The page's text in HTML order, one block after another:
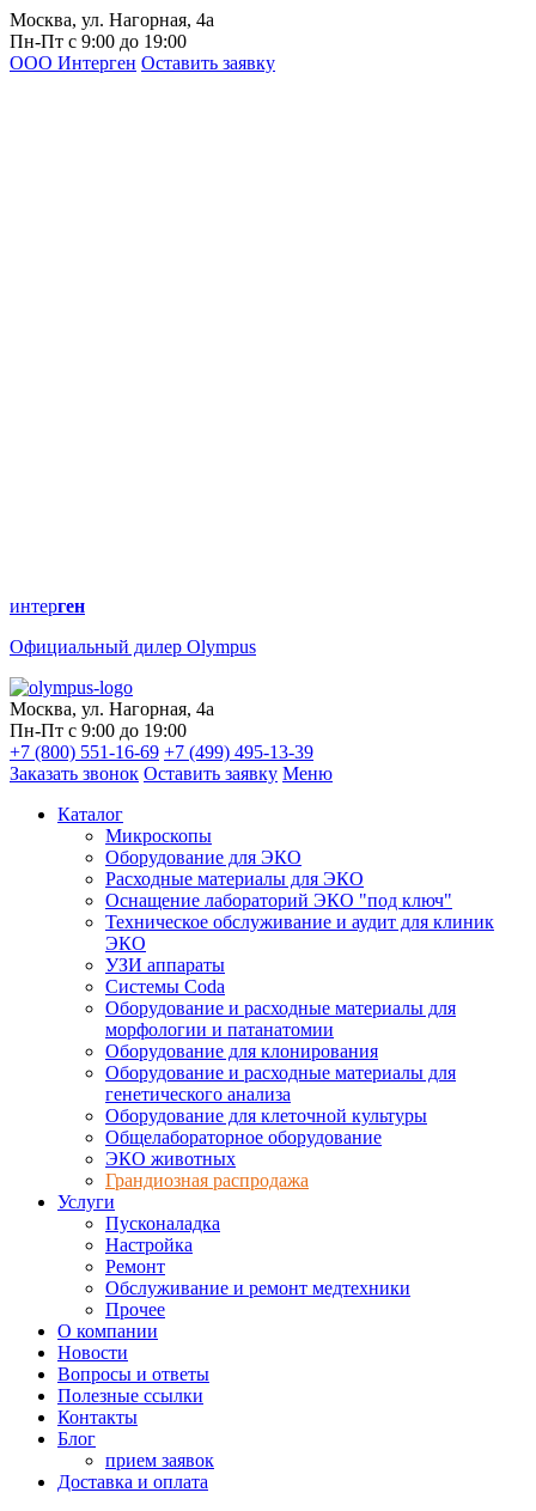
Москва, ул. Нагорная, 4а
Пн-Пт с 9:00 до 19:00
ООО Интерген Оставить заявку
интерген
Официальный дилер Olympus
Москва, ул. Нагорная, 4а
Пн-Пт с 9:00 до 19:00
+7 (800) 551-16-69 +7 (499) 495-13-39
Заказать звонок Оставить заявку Меню
Каталог
Микроскопы
Оборудование для ЭКО
Расходные материалы для ЭКО
Оснащение лабораторий ЭКО "под ключ"
Техническое обслуживание и аудит для клиник
ЭКО
УЗИ аппараты
Системы Coda
Оборудование и расходные материалы для
морфологии и патанатомии
Оборудование для клонирования
Оборудование и расходные материалы для
генетического анализа
Оборудование для клеточной культуры
Общелабораторное оборудование
ЭКО животных
Грандиозная распродажа
Услуги
Пусконаладка
Настройка
Ремонт
Обслуживание и ремонт медтехники
Прочее
О компании
Новости
Вопросы и ответы
Полезные ссылки
Контакты
Блог
прием заявок
Доставка и оплата